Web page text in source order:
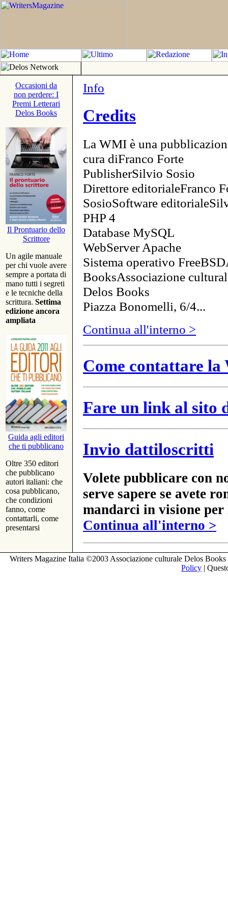
Occasioni da
non perdere: I
Premi Letterari
Delos Books
Il Prontuario dello
Scrittore
Un agile manuale
per chi vuole avere
sempre a portata di
mano tutti i segreti
e le tecniche della
scrittura. Settima
edizione ancora
ampliata
Guida agli editori
che ti pubblicano
Oltre 350 editori
che pubblicano
autori italiani: che
cosa pubblicano,
che condizioni
fanno, come
contattarli, come
presentarsi
Info
Credits
La WMI è una
cura diFranco Forte
PublisherSilvio Sosio
Direttore editorialeFranco
SosioSoftware
PHP 4
Database MySQL
WebServer Apache
Sistema operativo
BooksAssociazione
Delos Books
Piazza Bonomelli, 6/4...
Continua all'interno >
Come contattare
Fare un link al sito
Invio dattiloscritti
Volete pubblicare con
serve sapere se avete
mandarci in visione
Continua all'interno >
Writers Magazine Italia ©2003 Associazione culturale Delos
Policy |